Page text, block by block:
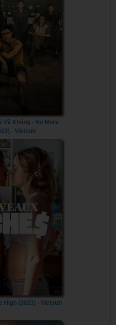
Không - No More
- Vietsub
High (2023) - Vietsub